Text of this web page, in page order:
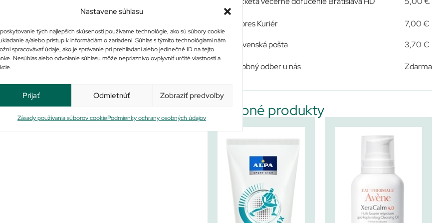
Nastavene súhlasu
tých najlepších skúseností používame technológie, ako sú súbory cookie
a/alebo prístup k informáciám o zariadení. Súhlas s týmito technológiami nám
spracovávať údaje, ako je správanie pri prehliadaní alebo jedinečné ID na tejto
Nesúhlas alebo odvolanie súhlasu môže nepriaznivo ovplyvniť určité vlastnosti a
Prijať Odmietnúť Zobraziť predvoľby
Zásady používania súborov cookiePodmienky ochrany osobných údajov
Expres Kuriér 7,00 €
Slovenská pošta 3,70 €
Osobný odber u nás Zdarma
Podobné produkty